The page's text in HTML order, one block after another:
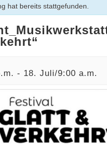
Aktuell
hat bereits stattgefunden.
- 18. Juli/9:00 a.m.